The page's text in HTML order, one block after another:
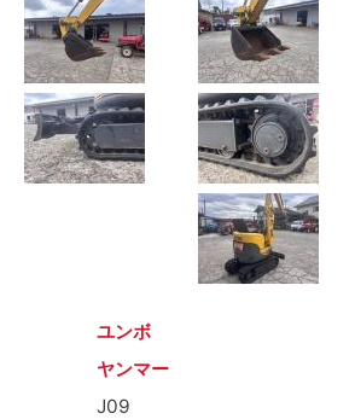
ユンボ
ヤンマー
J09